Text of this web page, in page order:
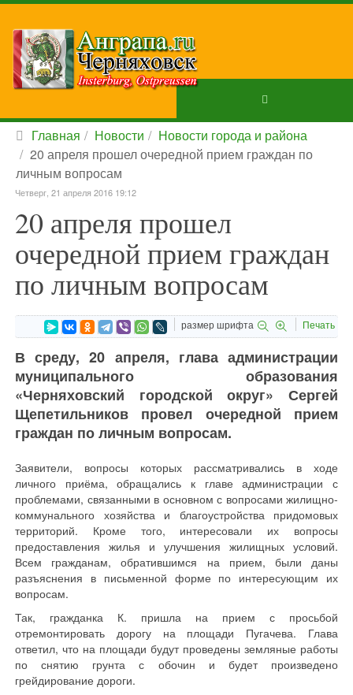
Главная Новости
Новости города и района
20 апреля прошел очередной прием граждан по
личным вопросам
Четверг, 21 апреля 2016 19:12
20 апреля прошел
очередной прием граждан
по личным вопросам
размер шрифта Печать
В среду, 20 апреля, глава администрации
муниципального образования
«Черняховский городской округ» Сергей
Щепетильников провел очередной прием
граждан по личным вопросам.
Заявители, вопросы которых рассматривались в ходе
личного приёма, обращались к главе администрации с
проблемами, связанными в основном с вопросами жилищно-
коммунального хозяйства и благоустройства придомовых
территорий. Кроме того, интересовали их вопросы
предоставления жилья и улучшения жилищных условий.
Всем гражданам, обратившимся на прием, были даны
разъяснения в письменной форме по интересующим их
вопросам.
Так, гражданка К. пришла на прием с просьбой
отремонтировать дорогу на площади Пугачева. Глава
ответил, что на площади будут проведены земляные работы
по снятию грунта с обочин и будет произведено
грейдирование дороги.